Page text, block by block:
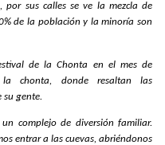
por sus calles se ve la mezcla de
de la población y la minoría son
de la Chonta en el mes de
la chonta, donde resaltan las
su gente.
complejo de diversión familiar.
entrar a las cuevas, abriéndonos